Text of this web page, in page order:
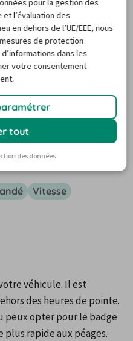
Utilise les filtres
y ajouter tes critères et
idéale. Si tu as des
ou les véhicules sur
notre service client du
en voiture
conseils
Vitesse
véhicule. Il est
des heures de pointe.
peux opter pour le badge
plus rapide aux péages.
et l’évaluation des
en dehors de l’UE/EEE, nous
de protection
dans les
votre consentement
tout
des données